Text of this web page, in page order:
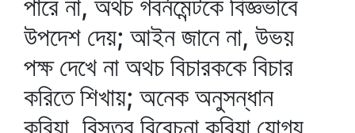
পারে না, অথচ গবর্নমেন্টকে বিজ্ঞভাবে
উপদেশ দেয়; আইন জানে না, উভয়
পক্ষ দেখে না অথচ বিচারককে বিচার
করিতে শিখায়; অনেক অনুসন্ধান